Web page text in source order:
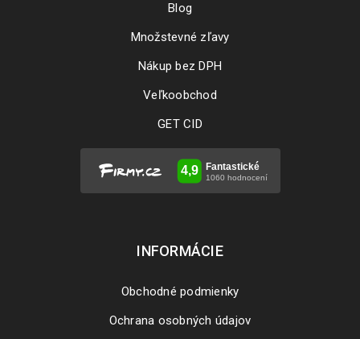
Blog
Množstevné zľavy
Nákup bez DPH
Veľkoobchod
GET CID
INFORMÁCIE
Obchodné podmienky
Ochrana osobných údajov